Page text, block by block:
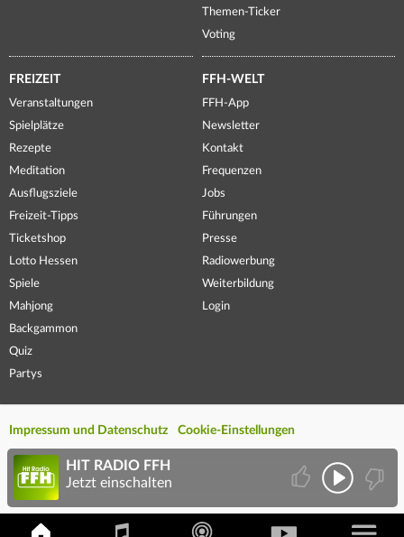
Themen-Ticker
Voting
FREIZEIT
Veranstaltungen
Spielplätze
Rezepte
Meditation
Ausflugsziele
Freizeit-Tipps
Ticketshop
Lotto Hessen
Spiele
Mahjong
Backgammon
Quiz
Partys
FFH-WELT
FFH-App
Newsletter
Kontakt
Frequenzen
Jobs
Führungen
Presse
Radiowerbung
Weiterbildung
Login
Impressum und Datenschutz Cookie-Einstellungen
HIT RADIO FFH
Jetzt einschalten